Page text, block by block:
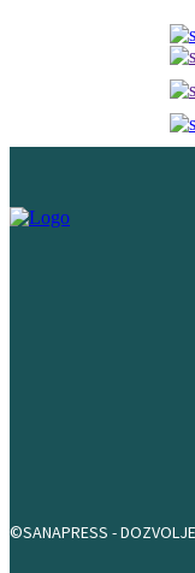
©SANAPRESS -